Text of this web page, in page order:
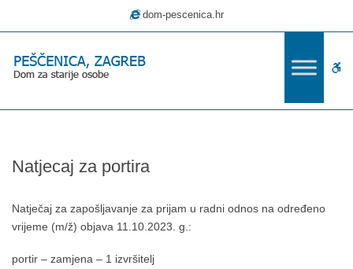
portira
dom-pescenica.hr
Natjecaj za portira
Natječaj za zapošljavanje za prijam u radni odnos na određeno
vrijeme (m/ž) objava 11.10.2023. g.:
portir – zamjena – 1 izvršitelj